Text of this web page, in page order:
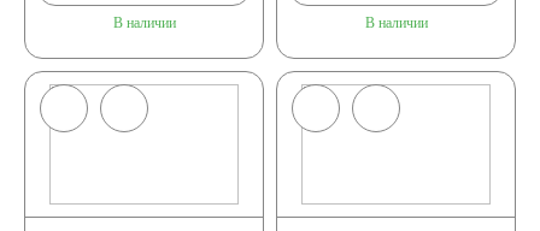
В наличии В наличии